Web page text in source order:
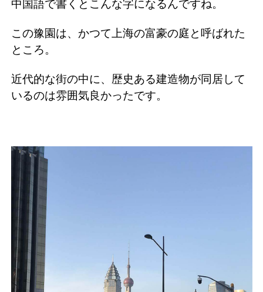
中国語で書くとこんな字になるんですね。
この豫園は、かつて上海の富豪の庭と呼ばれた
ところ。
近代的な街の中に、歴史ある建造物が同居して
いるのは雰囲気良かったです。